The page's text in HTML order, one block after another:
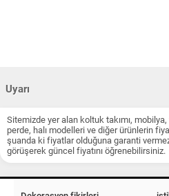
Uyarı
Sitemizde yer alan koltuk takımı, mobilya,
perde, halı modelleri ve diğer ürünlerin
şuanda ki fiyatlar olduğuna garanti
görüşerek güncel fiyatını öğrenebilirsiniz.